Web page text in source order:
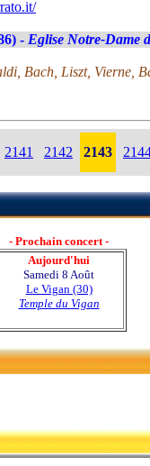
- Eglise Notre-Dame
Bach, Liszt, Vierne,
2141 2142 2143
- Prochain concert -
Aujourd'hui
Samedi 8 Août
Le Vigan (30)
Temple du Vigan